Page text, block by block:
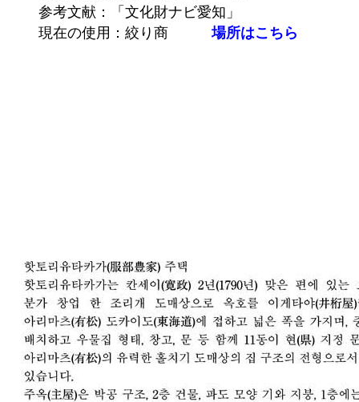
参考文献：「文化財ナビ愛知」
現在の使用：絞り商場所はこちら